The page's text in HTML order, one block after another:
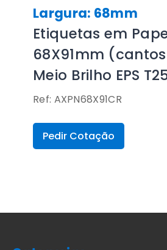
Largura: 68mm
Etiquetas em
68X91mm
Meio Brilho EPS
Ref: AXPN68X91CR
Pedir Cotação